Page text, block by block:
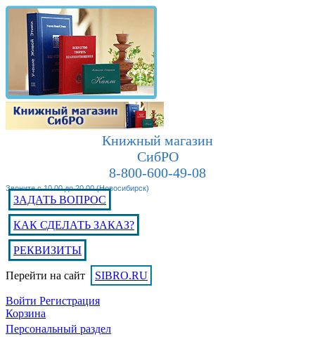
Книжный магазин
СибРО
8-800-600-49-08
Звоните с 10.00 до 20.00 (Новосибирск)
ЗАДАТЬ ВОПРОС
КАК СДЕЛАТЬ ЗАКАЗ?
РЕКВИЗИТЫ
Перейти на сайт SIBRO.RU
Войти Регистрация
Корзина
Персональный раздел